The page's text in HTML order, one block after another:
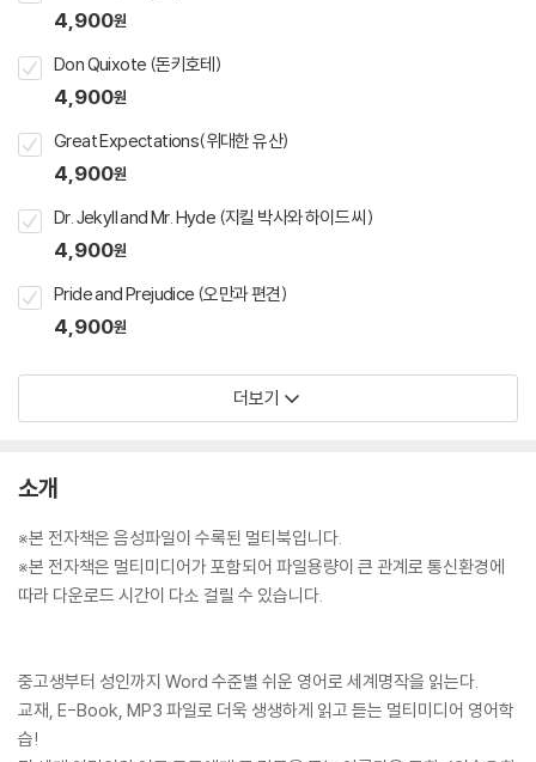
4,900원
Don Quixote (돈키호테)
4,900원
Great Expectations(위대한 유산)
4,900원
Dr. Jekyll and Mr. Hyde (지킬 박사와 하이드 씨)
4,900원
Pride and Prejudice (오만과 편견)
4,900원
더보기
소개
※본 전자책은 음성파일이 수록된 멀티북입니다.
※본 전자책은 멀티미디어가 포함되어 파일용량이 큰 관계로 통신환경에
따라 다운로드 시간이 다소 걸릴 수 있습니다.
중고생부터 성인까지 Word 수준별 쉬운 영어로 세계명작을 읽는다.
교재, E-Book, MP3 파일로 더욱 생생하게 읽고 듣는 멀티미디어 영어학
습!